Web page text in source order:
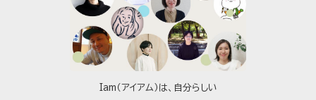
Iam（アイアム）は、自分らしい